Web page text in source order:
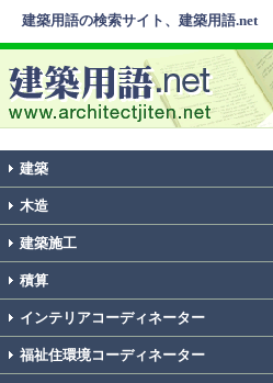
建築用語の検索サイト、建築用語.net
建築
木造
建築施工
積算
インテリアコーディネーター
福祉住環境コーディネーター